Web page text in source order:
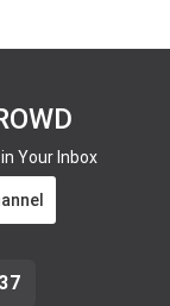
Your Inbox